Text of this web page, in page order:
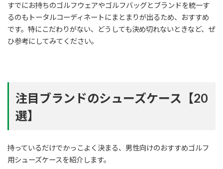
すでにお持ちのゴルフウェアやゴルフバッグとブランドを統一す
るのもトータルコーディネートにまとまりが出るため、おすすめ
です。特にこだわりがない、どうしても決め切れないときなど、ぜ
ひ参考にしてみてください。
注目ブランドのシューズケース【20
選】
持っているだけでかっこよく決まる、男性向けのおすすめゴルフ
用シューズケースを紹介します。